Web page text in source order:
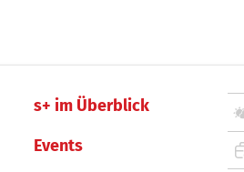
s+ im Überblick
Events